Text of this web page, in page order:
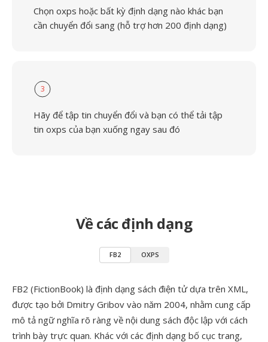
Chọn oxps hoặc bất kỳ định dạng nào khác bạn
cần chuyển đổi sang (hỗ trợ hơn 200 định dạng)
3
Hãy để tập tin chuyển đổi và bạn có thể tải tập
tin oxps của bạn xuống ngay sau đó
Về các định dạng
FB2 OXPS
FB2 (FictionBook) là định dạng sách điện tử dựa trên XML,
được tạo bởi Dmitry Gribov vào năm 2004, nhằm cung cấp
mô tả ngữ nghĩa rõ ràng về nội dung sách độc lập với cách
trình bày trực quan. Khác với các định dạng bố cục trang,